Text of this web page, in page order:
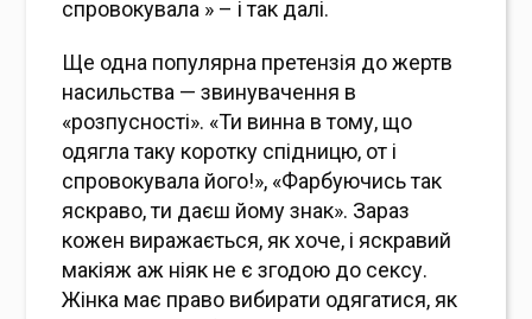
спровокувала » – і так далі.
Ще одна популярна претензія до жертв
насильства — звинувачення в
«розпусності». «Ти винна в тому, що
одягла таку коротку спідницю, от і
спровокувала його!», «Фарбуючись так
яскраво, ти даєш йому знак». Зараз
кожен виражається, як хоче, і яскравий
макіяж аж ніяк не є згодою до сексу.
Жінка має право вибирати одягатися, як